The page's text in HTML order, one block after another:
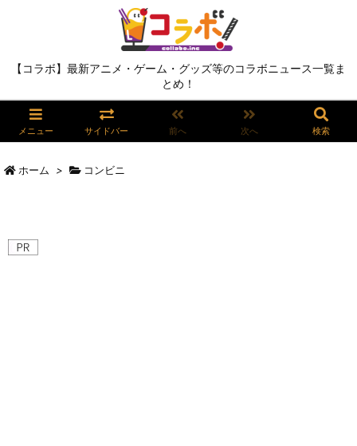
【コラボ】最新アニメ・ゲーム・グッズ等のコラボニュース一覧ま
とめ！
メニュー サイドバー 前へ 次へ 検索
ホーム > コンビニ